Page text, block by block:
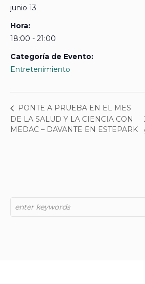
junio 13
Hora:
18:00 - 21:00
Categoría de Evento:
Entretenimiento
PONTE A PRUEBA EN EL MES
DE LA SALUD Y LA CIENCIA CON
MEDAC – DAVANTE EN ESTEPARK